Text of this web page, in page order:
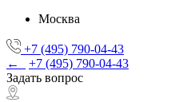
Москва
+7 (495) 790-04-43
←
+7 (495) 790-04-43
Задать вопрос